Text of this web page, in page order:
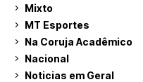
Mixto
MT Esportes
Na Coruja Acadêmico
Nacional
Noticias em Geral